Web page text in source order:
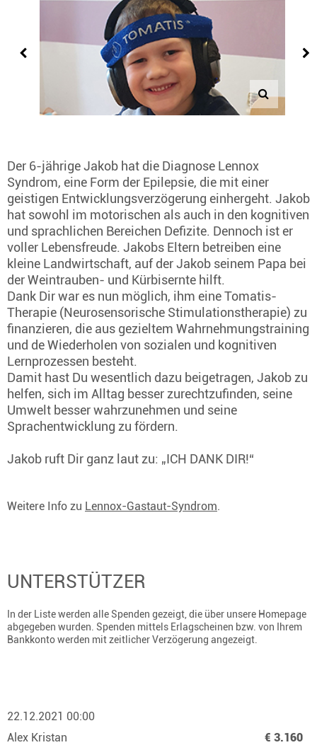
Der 6-jährige Jakob hat die Diagnose Lennox
Syndrom, eine Form der Epilepsie, die mit einer
geistigen Entwicklungsverzögerung einhergeht. Jakob
hat sowohl im motorischen als auch in den kognitiven
und sprachlichen Bereichen Defizite. Dennoch ist er
voller Lebensfreude. Jakobs Eltern betreiben eine
kleine Landwirtschaft, auf der Jakob seinem Papa bei
der Weintrauben- und Kürbisernte hilft.
Dank Dir war es nun möglich, ihm eine Tomatis-
Therapie (Neurosensorische Stimulationstherapie) zu
finanzieren, die aus gezieltem Wahrnehmungstraining
und de Wiederholen von sozialen und kognitiven
Lernprozessen besteht.
Damit hast Du wesentlich dazu beigetragen, Jakob zu
helfen, sich im Alltag besser zurechtzufinden, seine
Umwelt besser wahrzunehmen und seine
Sprachentwicklung zu fördern.
Jakob ruft Dir ganz laut zu: „ICH DANK DIR!“
Weitere Info zu Lennox-Gastaut-Syndrom.
UNTERSTÜTZER
In der Liste werden alle Spenden gezeigt, die über unsere Homepage
abgegeben wurden. Spenden mittels Erlagscheinen bzw. von Ihrem
Bankkonto werden mit zeitlicher Verzögerung angezeigt.
22.12.2021 00:00
Alex Kristan
€ 3.160